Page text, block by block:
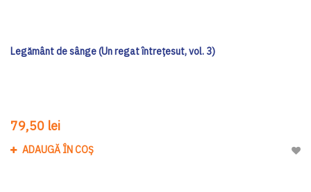
Legământ de sânge (Un regat întrețesut, vol. 3)
79,50 lei
ADAUGĂ ÎN COȘ